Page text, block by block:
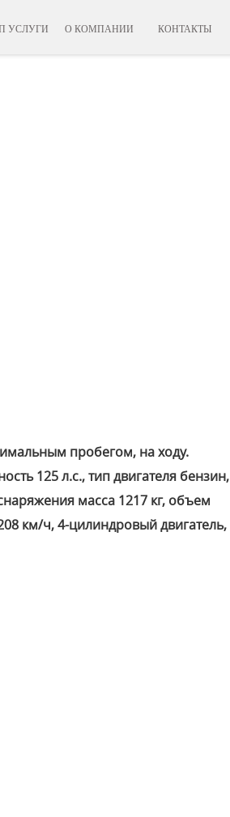
УСЛУГИ О КОМПАНИИ КОНТАКТЫ
пробегом, на ходу.
125 л.с., тип двигателя бензин,
масса 1217 кг, объем
км/ч, 4-цилиндровый двигатель,